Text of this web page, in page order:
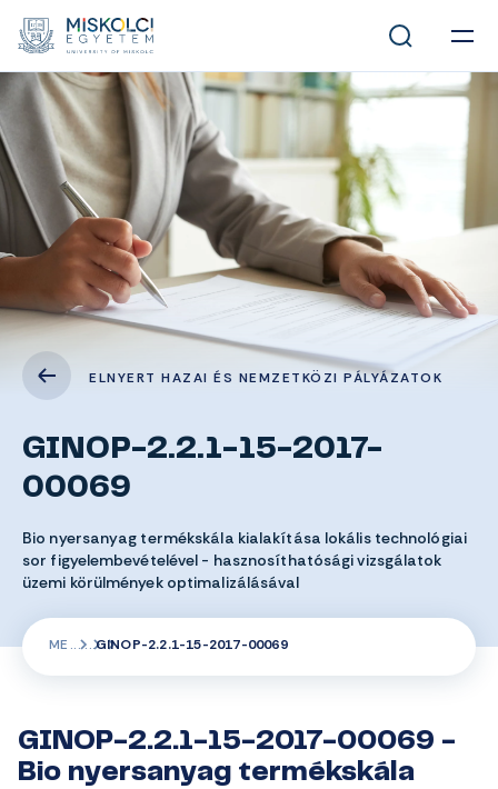
ELNYERT HAZAI ÉS NEMZETKÖZI PÁLYÁZATOK
GINOP-2.2.1-15-2017-
00069
Bio nyersanyag termékskála kialakítása lokális technológiai
sor figyelembevételével - hasznosíthatósági vizsgálatok
üzemi körülmények optimalizálásával
ME GINOP-2.2.1-15-2017-00069
GINOP-2.2.1-15-2017-00069 -
Bio nyersanyag termékskála